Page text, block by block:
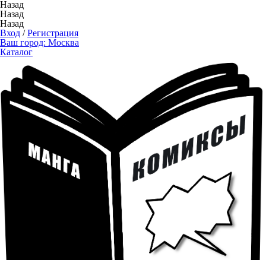
Назад
Назад
Назад
Вход /Регистрация
Ваш город: Москва
Каталог